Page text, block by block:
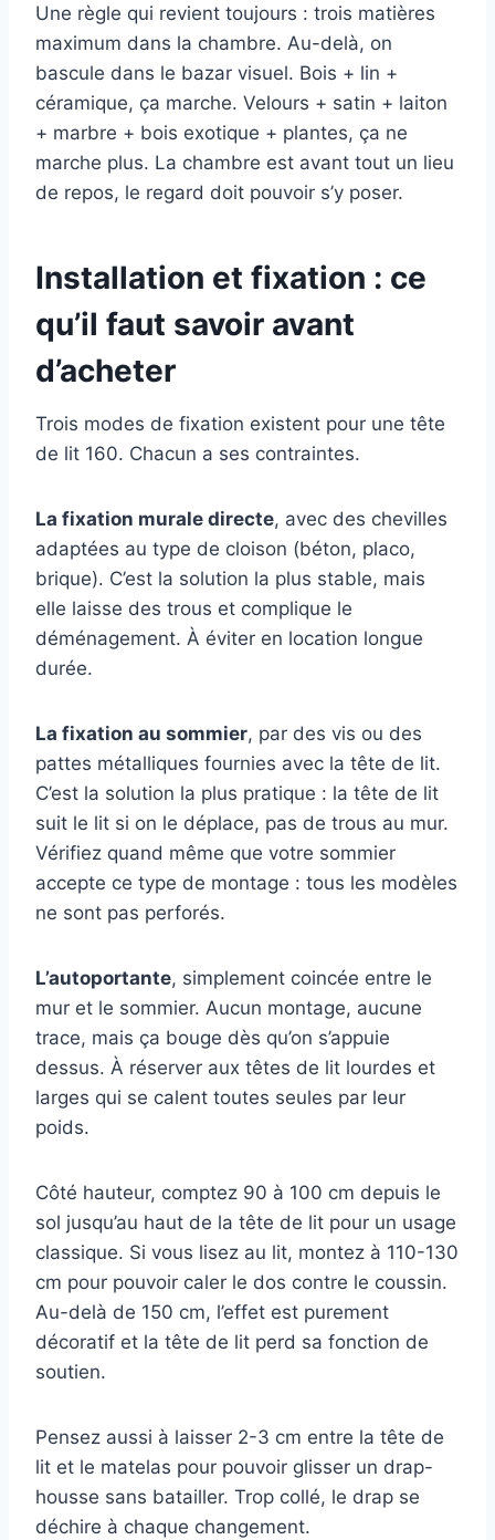
Une règle qui revient toujours : trois matières
maximum dans la chambre. Au-delà, on
bascule dans le bazar visuel. Bois + lin +
céramique, ça marche. Velours + satin + laiton
+ marbre + bois exotique + plantes, ça ne
marche plus. La chambre est avant tout un lieu
de repos, le regard doit pouvoir s’y poser.
Installation et fixation : ce
qu’il faut savoir avant
d’acheter
Trois modes de fixation existent pour une tête
de lit 160. Chacun a ses contraintes.
La fixation murale directe, avec des chevilles
adaptées au type de cloison (béton, placo,
brique). C’est la solution la plus stable, mais
elle laisse des trous et complique le
déménagement. À éviter en location longue
durée.
La fixation au sommier, par des vis ou des
pattes métalliques fournies avec la tête de lit.
C’est la solution la plus pratique : la tête de lit
suit le lit si on le déplace, pas de trous au mur.
Vérifiez quand même que votre sommier
accepte ce type de montage : tous les modèles
ne sont pas perforés.
L’autoportante, simplement coincée entre le
mur et le sommier. Aucun montage, aucune
trace, mais ça bouge dès qu’on s’appuie
dessus. À réserver aux têtes de lit lourdes et
larges qui se calent toutes seules par leur
poids.
Côté hauteur, comptez 90 à 100 cm depuis le
sol jusqu’au haut de la tête de lit pour un usage
classique. Si vous lisez au lit, montez à 110-130
cm pour pouvoir caler le dos contre le coussin.
Au-delà de 150 cm, l’effet est purement
décoratif et la tête de lit perd sa fonction de
soutien.
Pensez aussi à laisser 2-3 cm entre la tête de
lit et le matelas pour pouvoir glisser un drap-
housse sans batailler. Trop collé, le drap se
déchire à chaque changement.